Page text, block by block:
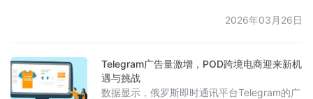
器、显示屏和相机模块）成本的上升；由于地
发的汇兑压力。尽管市场面临涨价的压力，但
行业观察人士指出，俄罗斯消费者的智能手机
购买意愿依旧强烈，尤其是那些具有出色摄影
2026年03月26日
Telegram广告量激增，POD跨境电商迎来新机
遇与挑战
数据显示，俄罗斯即时通讯平台Telegram的广